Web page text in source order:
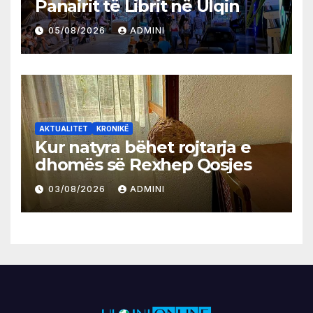
Panairit të Librit në Ulqin
05/08/2026 ADMINI
AKTUALITET KRONIKË
Kur natyra bëhet rojtarja e
dhomës së Rexhep Qosjes
03/08/2026 ADMINI